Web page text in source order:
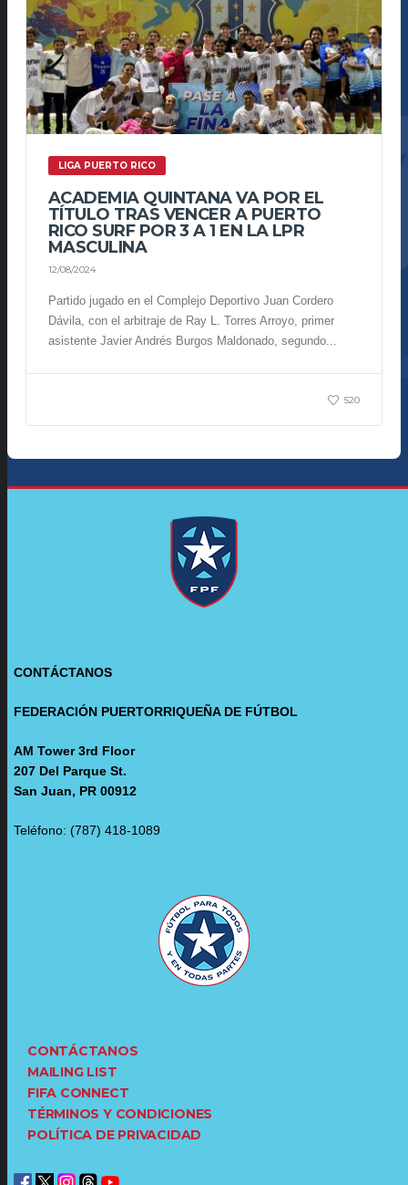
LIGA PUERTO RICO
ACADEMIA QUINTANA VA POR EL
TÍTULO TRAS VENCER A PUERTO
RICO SURF POR 3 A 1 EN LA LPR
MASCULINA
12/08/2024
Partido jugado en el Complejo Deportivo Juan Cordero
Dávila, con el arbitraje de Ray L. Torres Arroyo, primer
asistente Javier Andrés Burgos Maldonado, segundo...
520
CONTÁCTANOS
FEDERACIÓN PUERTORRIQUEÑA DE FÚTBOL
AM Tower 3rd Floor
207 Del Parque St.
San Juan, PR 00912
Teléfono: (787) 418-1089
CONTÁCTANOS
MAILING LIST
FIFA CONNECT
TÉRMINOS Y CONDICIONES
POLÍTICA DE PRIVACIDAD